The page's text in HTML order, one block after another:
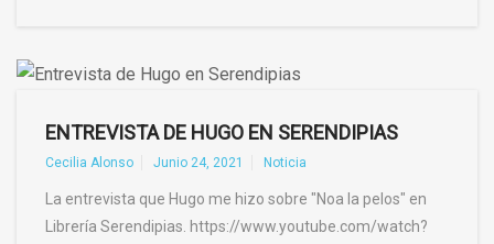
ENTREVISTA DE HUGO EN SERENDIPIAS
Cecilia Alonso Junio 24, 2021 Noticia
La entrevista que Hugo me hizo sobre "Noa la pelos" en
Librería Serendipias. https://www.youtube.com/watch?